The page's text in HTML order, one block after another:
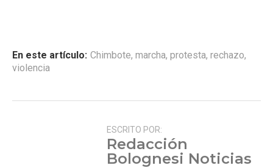
En este artículo: Chimbote, marcha, protesta, rechazo,
violencia
ESCRITO POR:
Redacción
Bolognesi Noticias